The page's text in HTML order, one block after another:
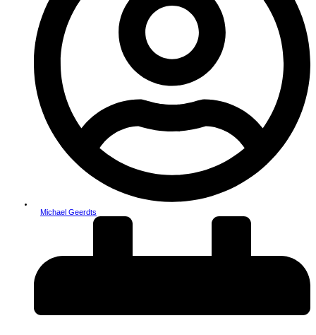
Michael Geerdts